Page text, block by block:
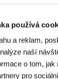
používá
a reklam,
naší
o tom, jak
pro
/ co-
S/ HrajíRobert
Martin Luuk,
Maria Kulle,
Swedish Film